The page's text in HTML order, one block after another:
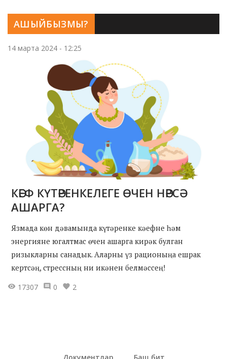
АШЫЙБЫЗМЫ?
14 марта 2024 - 12:25
КӘЕФ КҮТӘРЕНКЕЛЕГЕ ӨЧЕН НӘРСӘ
АШАРГА?
Язмада көн дәвамында күтәренке кәефне һәм
энергияне югалтмас өчен ашарга кирәк булган
ризыкларны санадык. Аларны үз рационыңа ешрак
кертсәң, стрессның ни икәнен белмәссең!
17307
0 2